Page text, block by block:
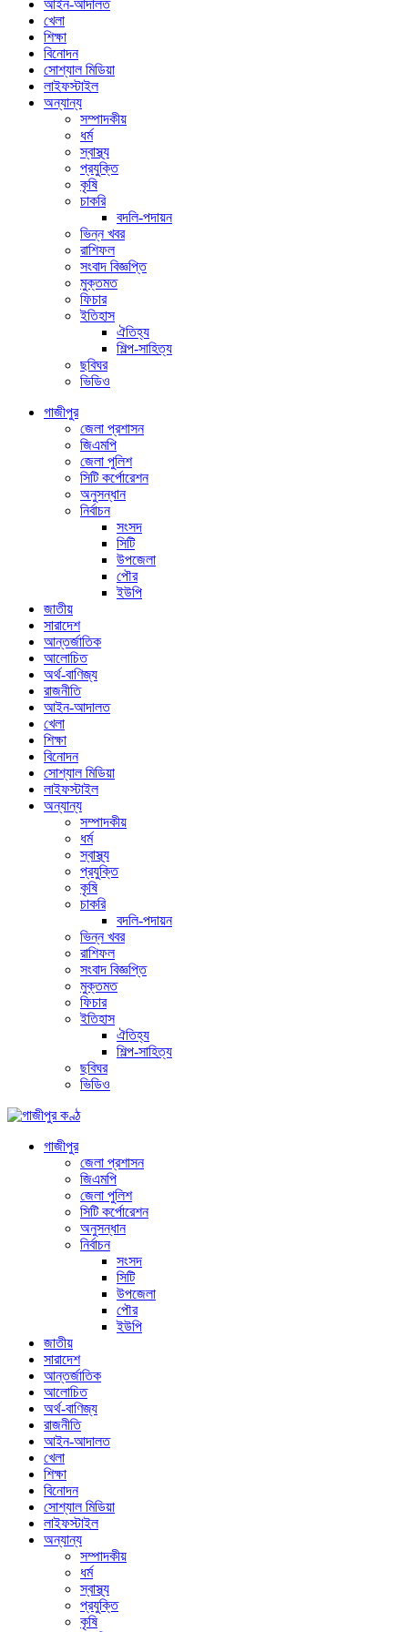
আইন-আদালত
খেলা
শিক্ষা
বিনোদন
সোশ্যাল মিডিয়া
লাইফস্টাইল
অন্যান্য
সম্পাদকীয়
ধর্ম
স্বাস্থ্য
প্রযুক্তি
কৃষি
চাকরি
বদলি-পদায়ন
ভিন্ন খবর
রাশিফল
সংবাদ বিজ্ঞপ্তি
মুক্তমত
ফিচার
ইতিহাস
ঐতিহ্য
শিল্প-সাহিত্য
ছবিঘর
ভিডিও
গাজীপুর
জেলা প্রশাসন
জিএমপি
জেলা পুলিশ
সিটি কর্পোরেশন
অনুসন্ধান
নির্বাচন
সংসদ
সিটি
উপজেলা
পৌর
ইউপি
জাতীয়
সারাদেশ
আন্তর্জাতিক
আলোচিত
অর্থ-বাণিজ্য
রাজনীতি
আইন-আদালত
খেলা
শিক্ষা
বিনোদন
সোশ্যাল মিডিয়া
লাইফস্টাইল
অন্যান্য
সম্পাদকীয়
ধর্ম
স্বাস্থ্য
প্রযুক্তি
কৃষি
চাকরি
বদলি-পদায়ন
ভিন্ন খবর
রাশিফল
সংবাদ বিজ্ঞপ্তি
মুক্তমত
ফিচার
ইতিহাস
ঐতিহ্য
শিল্প-সাহিত্য
ছবিঘর
ভিডিও
গাজীপুর
জেলা প্রশাসন
জিএমপি
জেলা পুলিশ
সিটি কর্পোরেশন
অনুসন্ধান
নির্বাচন
সংসদ
সিটি
উপজেলা
পৌর
ইউপি
জাতীয়
সারাদেশ
আন্তর্জাতিক
আলোচিত
অর্থ-বাণিজ্য
রাজনীতি
আইন-আদালত
খেলা
শিক্ষা
বিনোদন
সোশ্যাল মিডিয়া
লাইফস্টাইল
অন্যান্য
সম্পাদকীয়
ধর্ম
স্বাস্থ্য
প্রযুক্তি
কৃষি